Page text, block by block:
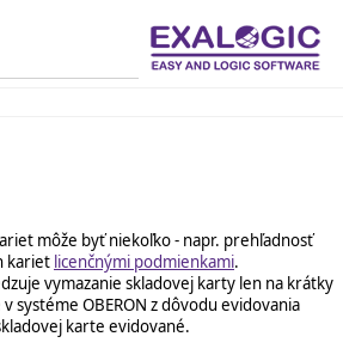
môže byť niekoľko - napr. prehľadnosť
kariet licenčnými podmienkami.
vymazanie skladovej karty len na krátky
systéme OBERON z dôvodu evidovania
karte evidované.